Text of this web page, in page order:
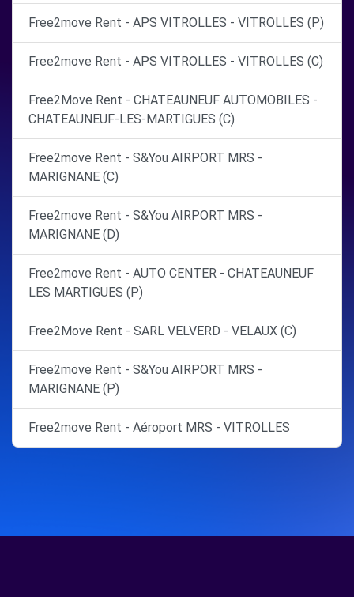
Free2move Rent - APS VITROLLES - VITROLLES (P)
Free2move Rent - APS VITROLLES - VITROLLES (C)
Free2Move Rent - CHATEAUNEUF AUTOMOBILES -
CHATEAUNEUF-LES-MARTIGUES (C)
Free2move Rent - S&You AIRPORT MRS -
MARIGNANE (C)
Free2move Rent - S&You AIRPORT MRS -
MARIGNANE (D)
Free2move Rent - AUTO CENTER - CHATEAUNEUF
LES MARTIGUES (P)
Free2Move Rent - SARL VELVERD - VELAUX (C)
Free2move Rent - S&You AIRPORT MRS -
MARIGNANE (P)
Free2move Rent - Aéroport MRS - VITROLLES